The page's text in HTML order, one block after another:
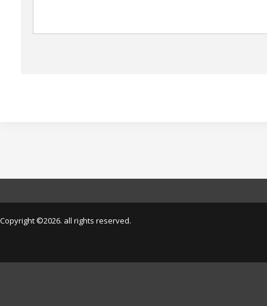
Copyright ©2026. all rights reserved.